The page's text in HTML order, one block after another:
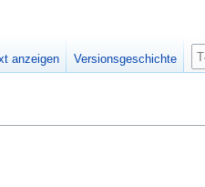
anzeigen Versionsgeschichte